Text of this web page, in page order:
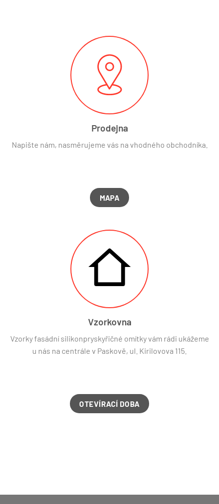
Prodejna
Napište nám, nasměrujeme vás na vhodného obchodníka.
MAPA
Vzorkovna
Vzorky fasádní silikonpryskyřičné omítky vám rádi ukážeme
u nás na centrále v Paskově, ul. Kirilovova 115.
OTEVÍRACÍ DOBA